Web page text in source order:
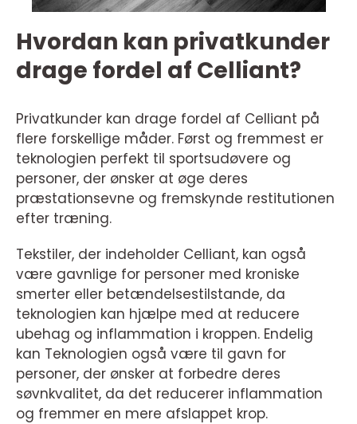
Hvordan kan privatkunder
drage fordel af Celliant?
Privatkunder kan drage fordel af Celliant på
flere forskellige måder. Først og fremmest er
teknologien perfekt til sportsudøvere og
personer, der ønsker at øge deres
præstationsevne og fremskynde restitutionen
efter træning.
Tekstiler, der indeholder Celliant, kan også
være gavnlige for personer med kroniske
smerter eller betændelsestilstande, da
teknologien kan hjælpe med at reducere
ubehag og inflammation i kroppen. Endelig
kan Teknologien også være til gavn for
personer, der ønsker at forbedre deres
søvnkvalitet, da det reducerer inflammation
og fremmer en mere afslappet krop.